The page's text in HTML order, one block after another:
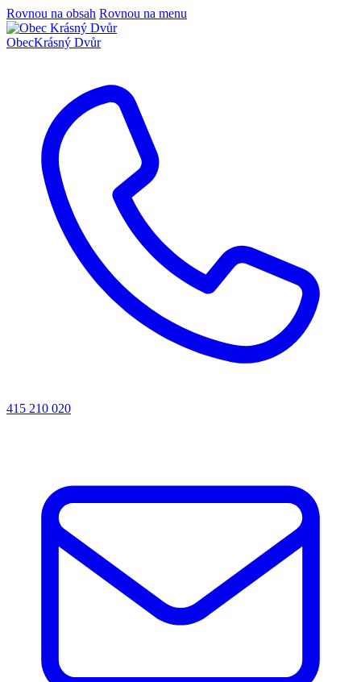
Rovnou na obsah Rovnou na menu
ObecKrásný Dvůr
415 210 020